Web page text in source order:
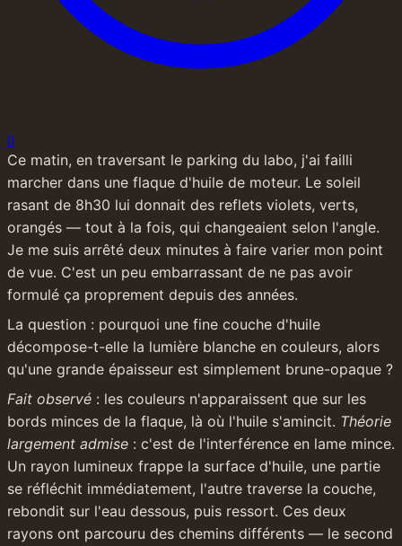
0
Ce matin, en traversant le parking du labo, j'ai failli
marcher dans une flaque d'huile de moteur. Le soleil
rasant de 8h30 lui donnait des reflets violets, verts,
orangés — tout à la fois, qui changeaient selon l'angle.
Je me suis arrêté deux minutes à faire varier mon point
de vue. C'est un peu embarrassant de ne pas avoir
formulé ça proprement depuis des années.
La question : pourquoi une fine couche d'huile
décompose-t-elle la lumière blanche en couleurs, alors
qu'une grande épaisseur est simplement brune-opaque ?
Fait observé : les couleurs n'apparaissent que sur les
bords minces de la flaque, là où l'huile s'amincit. Théorie
largement admise : c'est de l'interférence en lame mince.
Un rayon lumineux frappe la surface d'huile, une partie
se réfléchit immédiatement, l'autre traverse la couche,
rebondit sur l'eau dessous, puis ressort. Ces deux
rayons ont parcouru des chemins différents — le second